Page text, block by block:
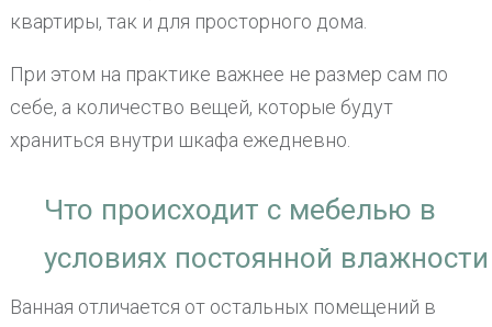
квартиры, так и для просторного дома.
При этом на практике важнее не размер сам по
себе, а количество вещей, которые будут
храниться внутри шкафа ежедневно.
Что происходит с мебелью в
условиях постоянной влажности
Ванная отличается от остальных помещений в